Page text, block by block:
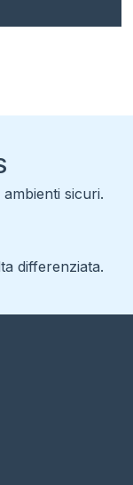
sicuri.
differenziata.